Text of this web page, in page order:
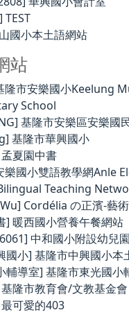
TEST
國小本土語網站
站
隆市安樂國小Keelung
School
基隆市安樂區安樂國
基隆市華興國小
夏園中書
樂國小雙語教學網Anle
Teaching
Cordélia の正濱-藝
] 暖西國小營養午餐網站
中和國小附設幼兒園
國小] 基隆市中興國小本
輔導室] 基隆市東光國小
隆市教育會/文教基金會
可愛的403